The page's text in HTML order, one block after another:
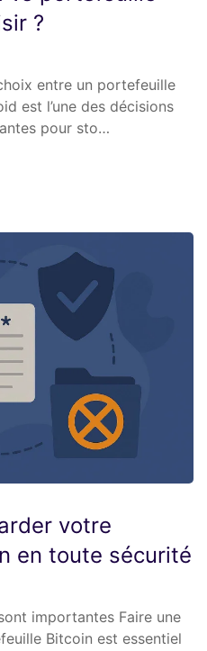
?
entre un portefeuille
est l’une des décisions
pour sto…
votre
en toute sécurité
importantes Faire une
Bitcoin est essentiel